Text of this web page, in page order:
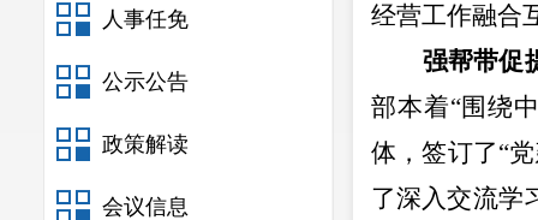
人事任免
公示公告
政策解读
会议信息
经营工作融合
强帮带促
部本着“围绕
体，签订了“
了深入交流学